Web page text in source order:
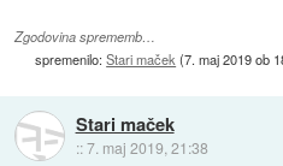
Zgodovina sprememb…
spremenilo:Stari maček (7. maj 2019 ob
Stari maček
::7. maj 2019, 21:38